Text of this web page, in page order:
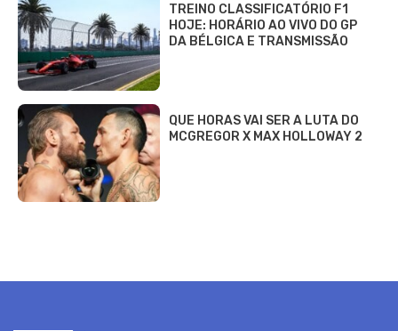
TREINO CLASSIFICATÓRIO F1
HOJE: HORÁRIO AO VIVO DO GP
DA BÉLGICA E TRANSMISSÃO
QUE HORAS VAI SER A LUTA DO
MCGREGOR X MAX HOLLOWAY 2